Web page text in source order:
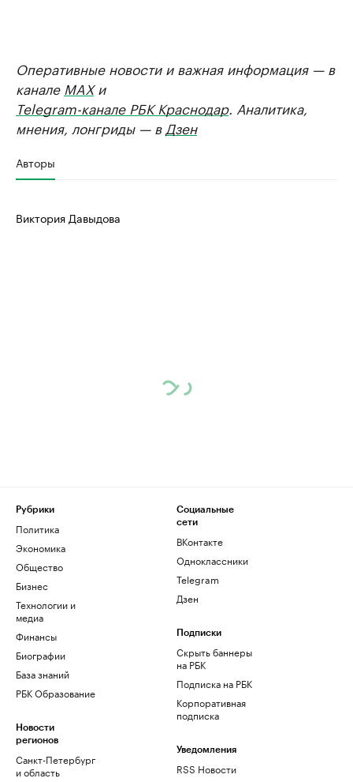
Оперативные новости и важная информация — в
канале MAXи
Telegram-канале РБК Краснодар. Аналитика,
мнения, лонгриды — в Дзен
Авторы
Виктория Давыдова
Рубрики
Политика
Экономика
Общество
Бизнес
Технологии и
медиа
Финансы
Биографии
База знаний
РБК Образование
Новости
регионов
Санкт-Петербург
и область
Социальные
сети
ВКонтакте
Одноклассники
Telegram
Дзен
Подписки
Скрыть баннеры
на РБК
Подписка на РБК
Корпоративная
подписка
Уведомления
RSS Новости